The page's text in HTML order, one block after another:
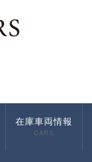
在庫車両情報
CARS